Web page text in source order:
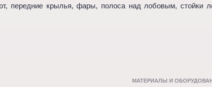
передние крылья, фары, полоса над лобовым, стойки
МАТЕРИАЛЫ И